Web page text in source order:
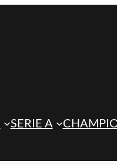
SERIE A